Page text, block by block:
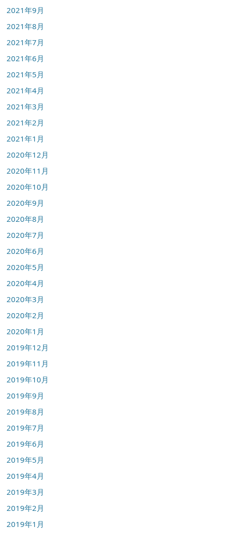
2021年9月
2021年8月
2021年7月
2021年6月
2021年5月
2021年4月
2021年3月
2021年2月
2021年1月
2020年12月
2020年11月
2020年10月
2020年9月
2020年8月
2020年7月
2020年6月
2020年5月
2020年4月
2020年3月
2020年2月
2020年1月
2019年12月
2019年11月
2019年10月
2019年9月
2019年8月
2019年7月
2019年6月
2019年5月
2019年4月
2019年3月
2019年2月
2019年1月